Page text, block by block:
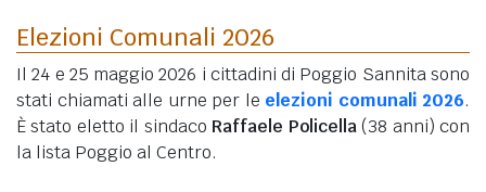
Elezioni Comunali 2026
Il 24 e 25 maggio 2026 i cittadini di Poggio Sannita sono
stati chiamati alle urne per le elezioni comunali 2026.
È stato eletto il sindaco Raffaele Policella (38 anni) con
la lista Poggio al Centro.